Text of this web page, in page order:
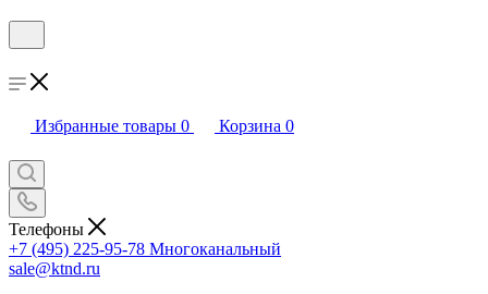
Избранные товары 0 Корзина 0
Телефоны
+7 (495) 225-95-78 Многоканальный
sale@ktnd.ru